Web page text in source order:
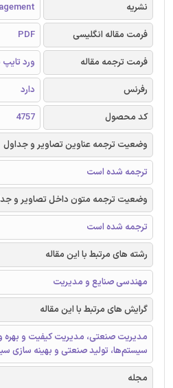
نشریه
فرمت مقاله انگلیسی
PDF
فرمت ترجمه مقاله
ورد
رفرنس
دارد
کد محصول
4757
وضعیت ترجمه عناوین تصاویر و جداول
ترجمه شده است
وضعیت ترجمه متون داخل تصاویر و
ترجمه شده است
رشته های مرتبط با این مقاله
مهندسی صنایع و مدیریت
گرایش های مرتبط با این مقاله
مدیریت صنعتی، مدیریت کیفیت و بهره
سیستم‌ها، تولید صنعتی و بهینه سازی
مجله